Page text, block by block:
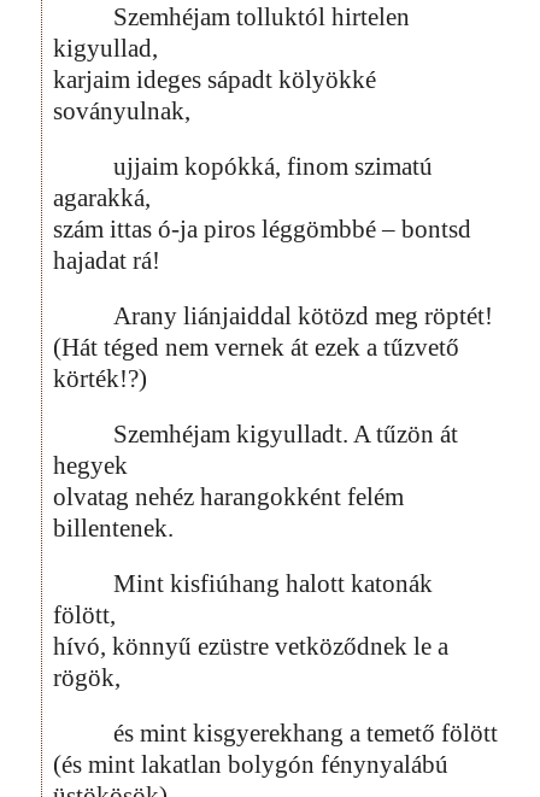
Szemhéjam tolluktól hirtelen
kigyullad,
karjaim ideges sápadt kölyökké
soványulnak,
ujjaim kopókká, finom szimatú
agarakká,
szám ittas ó-ja piros léggömbbé – bontsd
hajadat rá!
Arany liánjaiddal kötözd meg röptét!
(Hát téged nem vernek át ezek a tűzvető
körték!?)
Szemhéjam kigyulladt. A tűzön át
hegyek
olvatag nehéz harangokként felém
billentenek.
Mint kisfiúhang halott katonák
fölött,
hívó, könnyű ezüstre vetköződnek le a
rögök,
és mint kisgyerekhang a temető fölött
(és mint lakatlan bolygón fénynyalábú